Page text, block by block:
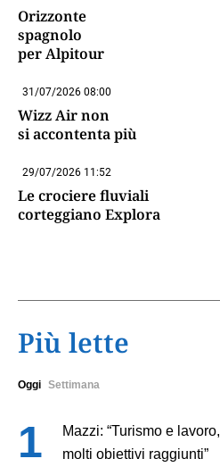
Orizzonte
spagnolo
per Alpitour
31/07/2026 08:00
Wizz Air non
si accontenta più
29/07/2026 11:52
Le crociere fluviali
corteggiano Explora
Più lette
Oggi Settimana
Mazzi: “Turismo e lavoro,
molti obiettivi raggiunti”